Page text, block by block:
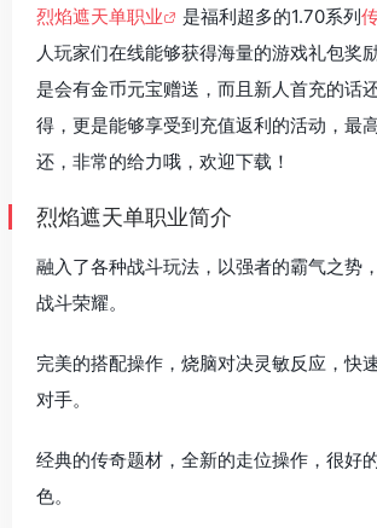
烈焰遮天单职业 是福利超多的1.70系列
人玩家们在线能够获得海量的游戏礼包奖
是会有金币元宝赠送，而且新人首充的话
得，更是能够享受到充值返利的活动，最
还，非常的给力哦，欢迎下载！
烈焰遮天单职业简介
融入了各种战斗玩法，以强者的霸气之势
战斗荣耀。
完美的搭配操作，烧脑对决灵敏反应，快
对手。
经典的传奇题材，全新的走位操作，很好
色。